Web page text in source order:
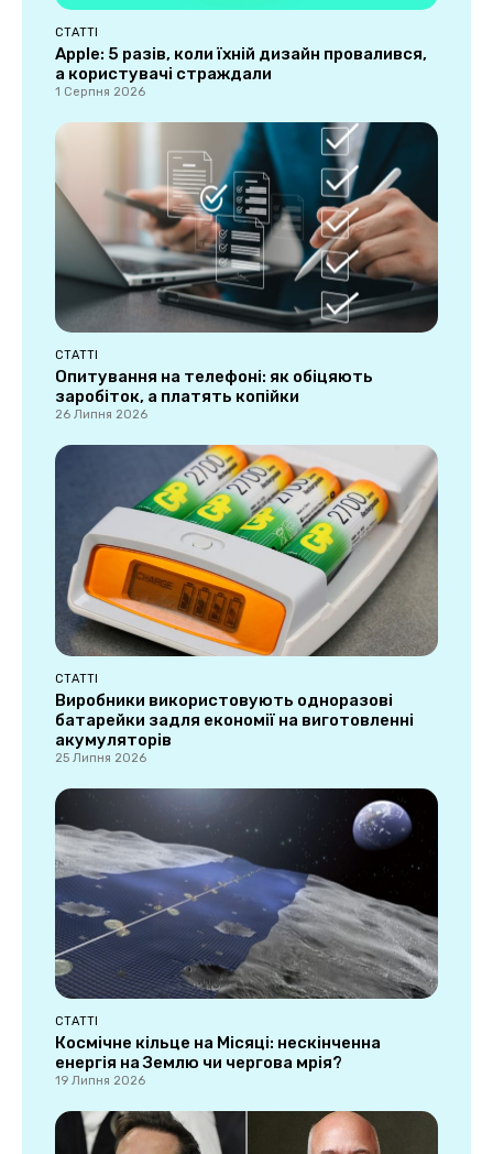
СТАТТІ
Apple: 5 разів, коли їхній дизайн провалився,
а користувачі страждали
1 Серпня 2026
СТАТТІ
Опитування на телефоні: як обіцяють
заробіток, а платять копійки
26 Липня 2026
СТАТТІ
Виробники використовують одноразові
батарейки задля економії на виготовленні
акумуляторів
25 Липня 2026
СТАТТІ
Космічне кільце на Місяці: нескінченна
енергія на Землю чи чергова мрія?
19 Липня 2026